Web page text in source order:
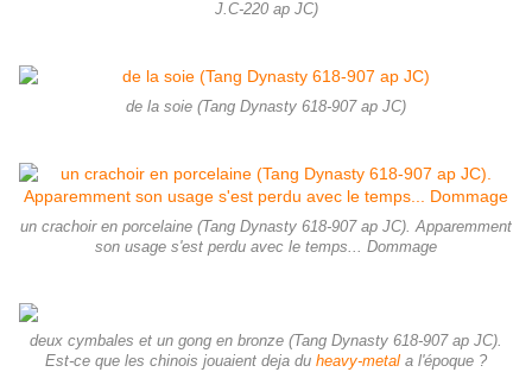
J.C-220 ap JC)
de la soie (Tang Dynasty 618-907 ap JC)
un crachoir en porcelaine (Tang Dynasty 618-907 ap JC). Apparemment
son usage s'est perdu avec le temps... Dommage
deux cymbales et un gong en bronze (Tang Dynasty 618-907 ap JC).
Est-ce que les chinois jouaient deja du heavy-metal a l'époque ?